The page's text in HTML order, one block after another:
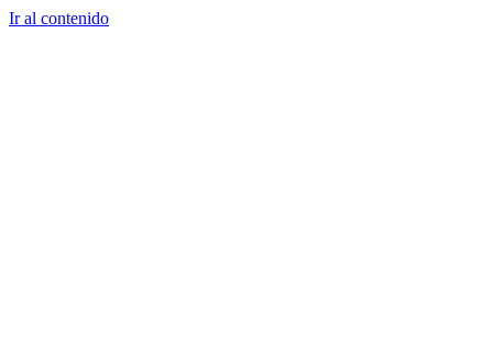
Ir al contenido